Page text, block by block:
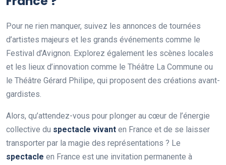
Pour ne rien manquer, suivez les annonces de tournées
d’artistes majeurs et les grands événements comme le
Festival d’Avignon. Explorez également les scènes locales
et les lieux d’innovation comme le Théâtre La Commune ou
le Théâtre Gérard Philipe, qui proposent des créations avant-
gardistes.
Alors, qu’attendez-vous pour plonger au cœur de l’énergie
collective du spectacle vivant en France et de se laisser
transporter par la magie des représentations ? Le
spectacle en France est une invitation permanente à